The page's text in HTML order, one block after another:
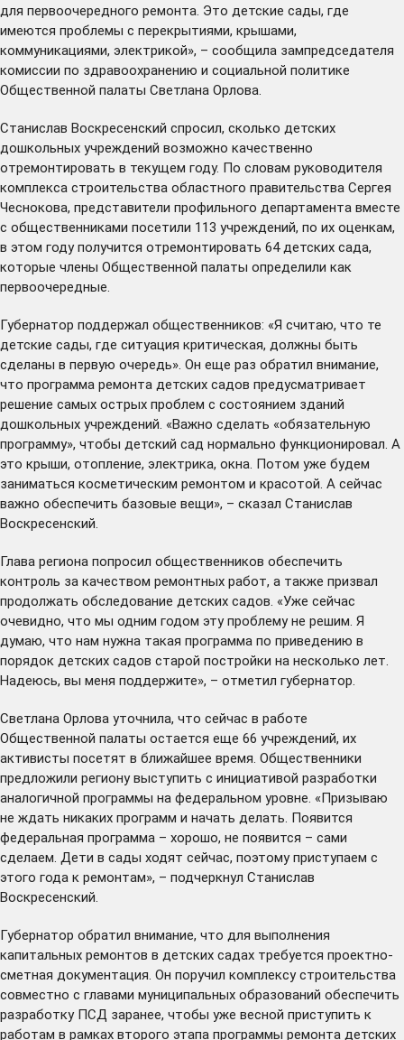
для первоочередного ремонта. Это детские сады, где
имеются проблемы с перекрытиями, крышами,
коммуникациями, электрикой», – сообщила зампредседателя
комиссии по здравоохранению и социальной политике
Общественной палаты Светлана Орлова.
Станислав Воскресенский спросил, сколько детских
дошкольных учреждений возможно качественно
отремонтировать в текущем году. По словам руководителя
комплекса строительства областного правительства Сергея
Чеснокова, представители профильного департамента вместе
с общественниками посетили 113 учреждений, по их оценкам,
в этом году получится отремонтировать 64 детских сада,
которые члены Общественной палаты определили как
первоочередные.
Губернатор поддержал общественников: «Я считаю, что те
детские сады, где ситуация критическая, должны быть
сделаны в первую очередь». Он еще раз обратил внимание,
что программа ремонта детских садов предусматривает
решение самых острых проблем с состоянием зданий
дошкольных учреждений. «Важно сделать «обязательную
программу», чтобы детский сад нормально функционировал. А
это крыши, отопление, электрика, окна. Потом уже будем
заниматься косметическим ремонтом и красотой. А сейчас
важно обеспечить базовые вещи», – сказал Станислав
Воскресенский.
Глава региона попросил общественников обеспечить
контроль за качеством ремонтных работ, а также призвал
продолжать обследование детских садов. «Уже сейчас
очевидно, что мы одним годом эту проблему не решим. Я
думаю, что нам нужна такая программа по приведению в
порядок детских садов старой постройки на несколько лет.
Надеюсь, вы меня поддержите», – отметил губернатор.
Светлана Орлова уточнила, что сейчас в работе
Общественной палаты остается еще 66 учреждений, их
активисты посетят в ближайшее время. Общественники
предложили региону выступить с инициативой разработки
аналогичной программы на федеральном уровне. «Призываю
не ждать никаких программ и начать делать. Появится
федеральная программа – хорошо, не появится – сами
сделаем. Дети в сады ходят сейчас, поэтому приступаем с
этого года к ремонтам», – подчеркнул Станислав
Воскресенский.
Губернатор обратил внимание, что для выполнения
капитальных ремонтов в детских садах требуется проектно-
сметная документация. Он поручил комплексу строительства
совместно с главами муниципальных образований обеспечить
разработку ПСД заранее, чтобы уже весной приступить к
работам в рамках второго этапа программы ремонта детских